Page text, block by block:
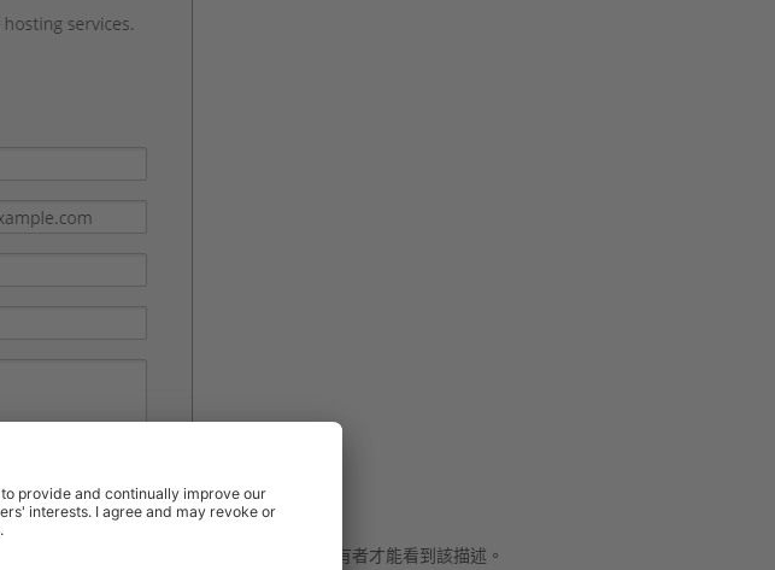
在代理商清單中顯示。只有代理商帳戶的所有者才能看到該描述。